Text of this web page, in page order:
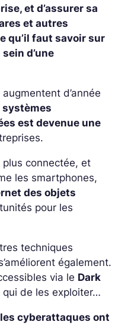
et d’assurer sa
et autres
qu’il faut savoir sur
d’une
d’année
est devenue une
connectée, et
les smartphones,
des objets
pour les
techniques
également.
via le Dark
qui de les exploiter…
les cyberattaques ont